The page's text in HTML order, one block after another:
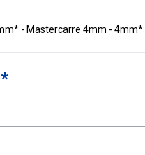
- Mastercarre 4mm - 4mm*